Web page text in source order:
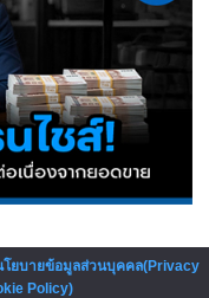
โยบายข้อมูลส่วนบุคคล(Privacy
Policy)